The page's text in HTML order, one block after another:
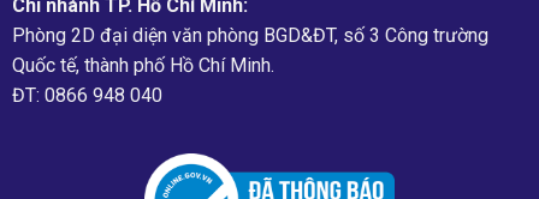
Chi nhánh TP. Hồ Chí Minh:
Phòng 2D đại diện văn phòng BGD&ĐT, số 3 Công trường
Quốc tế, thành phố Hồ Chí Minh.
ĐT: 0866 948 040